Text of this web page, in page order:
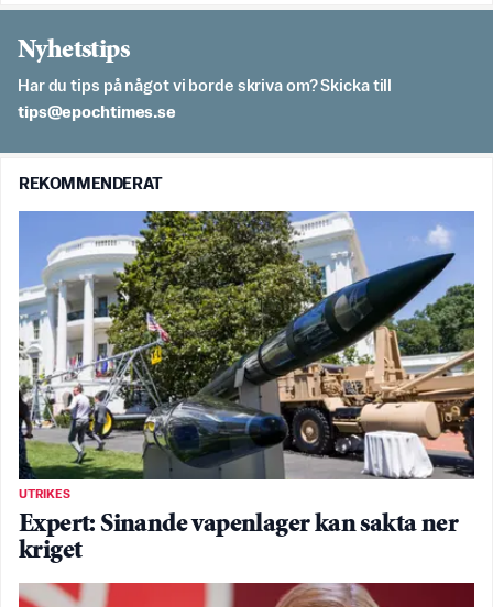
Nyhetstips
Har du tips på något vi borde skriva om? Skicka till
es.semithcope@spit
REKOMMENDERAT
UTRIKES
Expert: Sinande vapenlager kan sakta ner
kriget